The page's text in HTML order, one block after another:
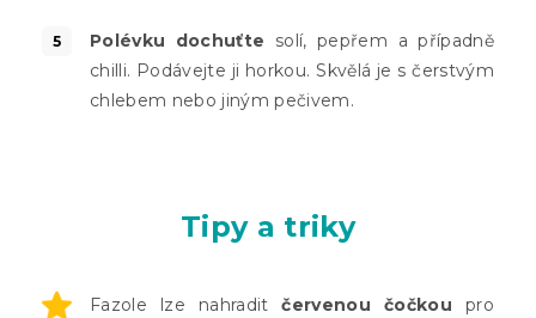
Polévku dochuťte solí, pepřem a případně
chilli. Podávejte ji horkou. Skvělá je s čerstvým
chlebem nebo jiným pečivem.
Tipy a triky
Fazole lze nahraditčervenou čočkou pro